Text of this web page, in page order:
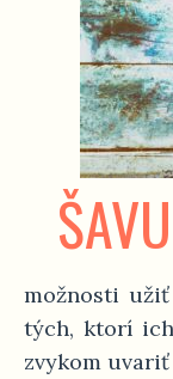
možnosti
tých, ktorí
zvykom